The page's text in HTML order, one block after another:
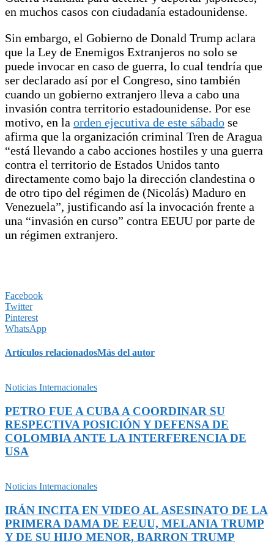
en muchos casos con ciudadanía estadounidense.
Sin embargo, el Gobierno de Donald Trump aclara
que la Ley de Enemigos Extranjeros no solo se
puede invocar en caso de guerra, lo cual tendría que
ser declarado así por el Congreso, sino también
cuando un gobierno extranjero lleva a cabo una
invasión contra territorio estadounidense. Por ese
motivo, en la orden ejecutiva de este sábado se
afirma que la organización criminal Tren de Aragua
“está llevando a cabo acciones hostiles y una guerra
contra el territorio de Estados Unidos tanto
directamente como bajo la dirección clandestina o
de otro tipo del régimen de (Nicolás) Maduro en
Venezuela”, justificando así la invocación frente a
una “invasión en curso” contra EEUU por parte de
un régimen extranjero.
Facebook
Twitter
Pinterest
WhatsApp
Artículos relacionadosMás del autor
Noticias Internacionales
PETRO FUE A CUBA A COORDINAR SU
RESPECTIVA POSICIÓN Y DEFENSA DE
COLOMBIA ANTE LA INTERFERENCIA DE
USA
Noticias Internacionales
IRÁN INCITA EN VIDEO AL ASESINATO DE LA
PRIMERA DAMA DE EEUU, MELANIA TRUMP
Y DE SU HIJO MENOR, BARRON TRUMP